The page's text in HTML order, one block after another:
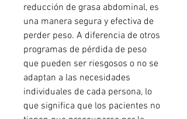
reducción de grasa abdominal, es
una manera segura y efectiva de
perder peso. A diferencia de otros
programas de pérdida de peso
que pueden ser riesgosos o no se
adaptan a las necesidades
individuales de cada persona, lo
que significa que los pacientes no